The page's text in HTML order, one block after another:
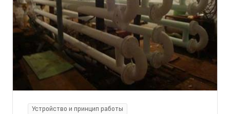
Устройство и принцип работы